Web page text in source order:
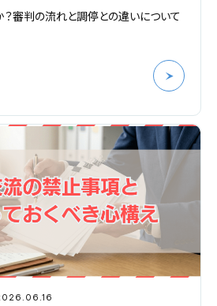
審判の流れと調停との違いについて